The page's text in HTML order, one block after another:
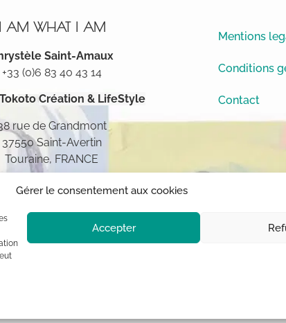
Gérer le consentement aux cookies
Accepter
I AM WHAT I AM
Saint-Amaux
+33 (0)6 83 40 43 14
Création & LifeStyle
rue de Grandmont
37550 Saint-Avertin
Touraine, FRANCE
Mentions
Conditions
Contact
(sauf mention contraire) aux termes des articles L 111-1 et